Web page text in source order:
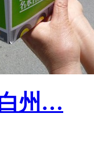
州…